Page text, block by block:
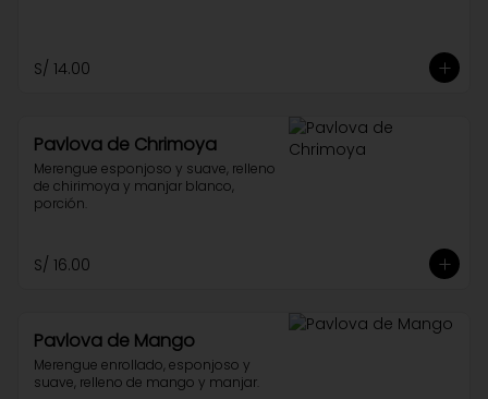
S/ 14.00
Pavlova de Chrimoya
Merengue esponjoso y suave, relleno
de chirimoya y manjar blanco,
porción.
S/ 16.00
Pavlova de Mango
Merengue enrollado, esponjoso y
suave, relleno de mango y manjar.